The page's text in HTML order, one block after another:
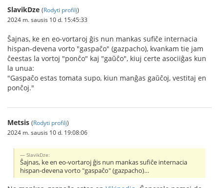
SlavikDze (Rodyti profilį)
2024 m. sausis 10 d. 15:45:33
Ŝajnas, ke en eo-vortaroj ĝis nun mankas sufiĉe internacia
hispan-devena vorto "gaspaĉo" (gazpacho), kvankam tie jam
ĉeestas la vortoj "ponĉo" kaj "gaŭĉo", kiuj certe asociiĝas kun
la unua:
"Gaspaĉo estas tomata supo, kiun manĝas gaŭĉoj, vestitaj en
ponĉoj."
Metsis (Rodyti profilį)
2024 m. sausis 10 d. 19:08:06
SlavikDze:
Ŝajnas, ke en eo-vortaroj ĝis nun mankas sufiĉe internacia
hispan-devena vorto "gaspaĉo" (gazpacho)…